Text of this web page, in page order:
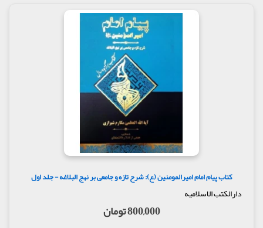
کتاب پیام امام امیرالمومنین (ع): شرح تازه و جامعی بر نهج البلاغه - جلد اول
دارالکتب الاسلامیه
800,000 تومان